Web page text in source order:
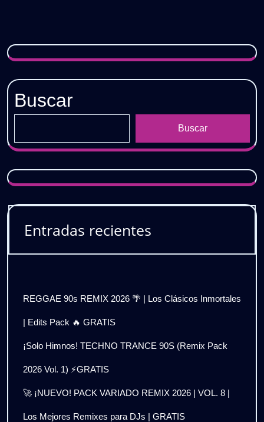
Buscar
Buscar
Entradas recientes
REGGAE 90s REMIX 2026 🌴 | Los Clásicos Inmortales
| Edits Pack 🔥 GRATIS
¡Solo Himnos! TECHNO TRANCE 90S (Remix Pack
2026 Vol. 1) ⚡GRATIS
🚀 ¡NUEVO! PACK VARIADO REMIX 2026 | VOL. 8 |
Los Mejores Remixes para DJs | GRATIS